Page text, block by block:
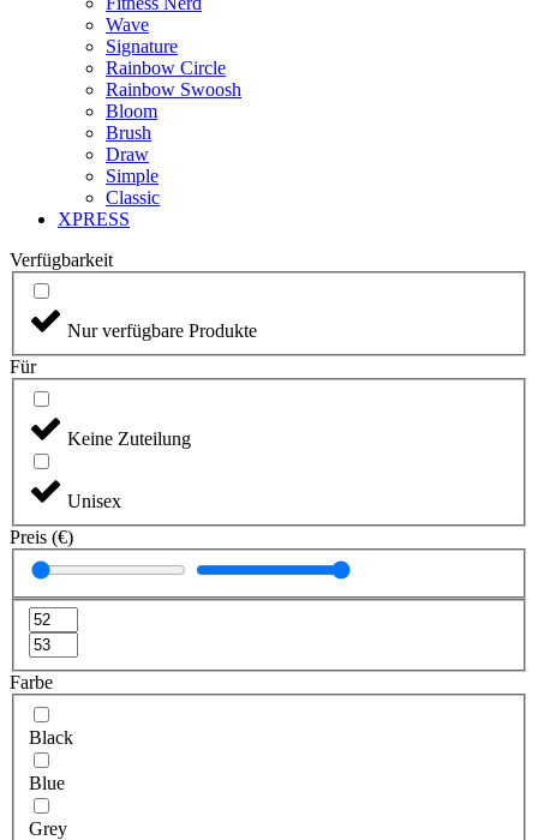
Wave
Signature
Rainbow Circle
Rainbow Swoosh
Bloom
Brush
Draw
Simple
Classic
XPRESS
Verfügbarkeit
Nur verfügbare Produkte
Für
Keine Zuteilung
Unisex
Preis (€)
Farbe
Black
Blue
Grey